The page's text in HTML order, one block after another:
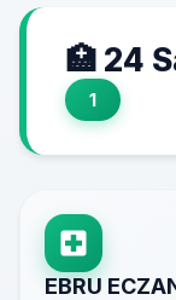
🏥 24
1
EBRU